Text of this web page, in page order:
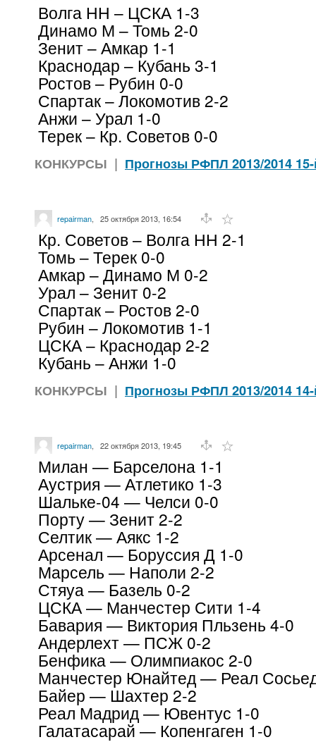
Волга НН – ЦСКА 1-3
Динамо М – Томь 2-0
Зенит – Амкар 1-1
Краснодар – Кубань 3-1
Ростов – Рубин 0-0
Спартак – Локомотив 2-2
Анжи – Урал 1-0
Терек – Кр. Советов 0-0
КОНКУРСЫ | Прогнозы РФПЛ 2013/2014
repairman, 25 октября 2013, 16:54
Кр. Советов – Волга НН 2-1
Томь – Терек 0-0
Амкар – Динамо М 0-2
Урал – Зенит 0-2
Спартак – Ростов 2-0
Рубин – Локомотив 1-1
ЦСКА – Краснодар 2-2
Кубань – Анжи 1-0
КОНКУРСЫ | Прогнозы РФПЛ 2013/2014
repairman, 22 октября 2013, 19:45
Милан — Барселона 1-1
Аустрия — Атлетико 1-3
Шальке-04 — Челси 0-0
Порту — Зенит 2-2
Селтик — Аякс 1-2
Арсенал — Боруссия Д 1-0
Марсель — Наполи 2-2
Стяуа — Базель 0-2
ЦСКА — Манчестер Сити 1-4
Бавария — Виктория Пльзень 4-0
Андерлехт — ПСЖ 0-2
Бенфика — Олимпиакос 2-0
Манчестер Юнайтед — Реал
Байер — Шахтер 2-2
Реал Мадрид — Ювентус 1-0
Галатасарай — Копенгаген 1-0